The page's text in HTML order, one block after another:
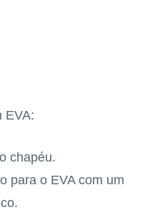
EVA:
chapéu.
para o EVA com um